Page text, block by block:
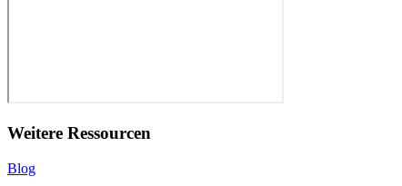
Weitere Ressourcen
Blog